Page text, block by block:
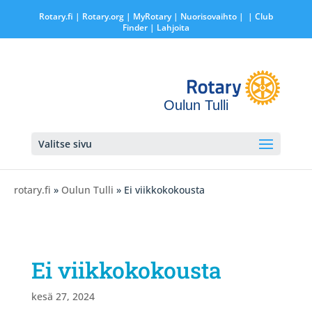
Rotary.fi | Rotary.org| MyRotary | Nuorisovaihto|
| Club
Finder| Lahjoita
Oulun Tulli
Valitse sivu
rotary.fi » Oulun Tulli » Ei viikkokokousta
Ei viikkokokousta
kesä 27, 2024